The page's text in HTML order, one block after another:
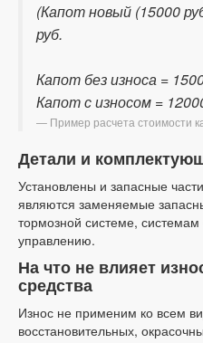
(Капот новый (15000
руб.
Капот без износа =
Капот с износом =
Пример расчета стоимости
Детали и
Установлены и запасные
являются заменяемые
тормозной системе,
управлению.
На что не влияет
средства
Износ не применим ко всем
восстановительных,